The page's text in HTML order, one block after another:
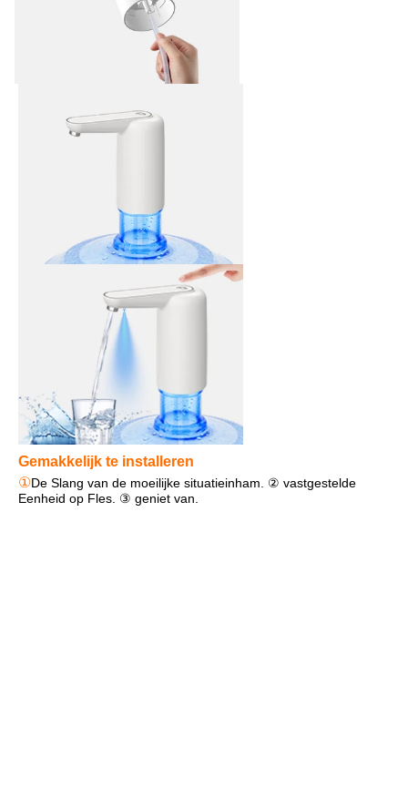
Gemakkelijk te installeren
①De Slang van de moeilijke situatieinham. ② vastgestelde
Eenheid op Fles. ③ geniet van.